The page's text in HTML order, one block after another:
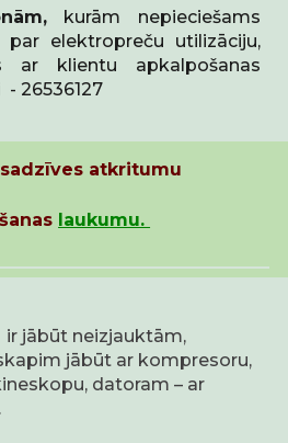
kurām nepieciešams
par elektropreču utilizāciju,
ar klientu apkalpošanas
26536127
adzīves atkritumu
laukumu.
ir jābūt neizjauktām,
jābūt ar kompresoru,
datoram – ar